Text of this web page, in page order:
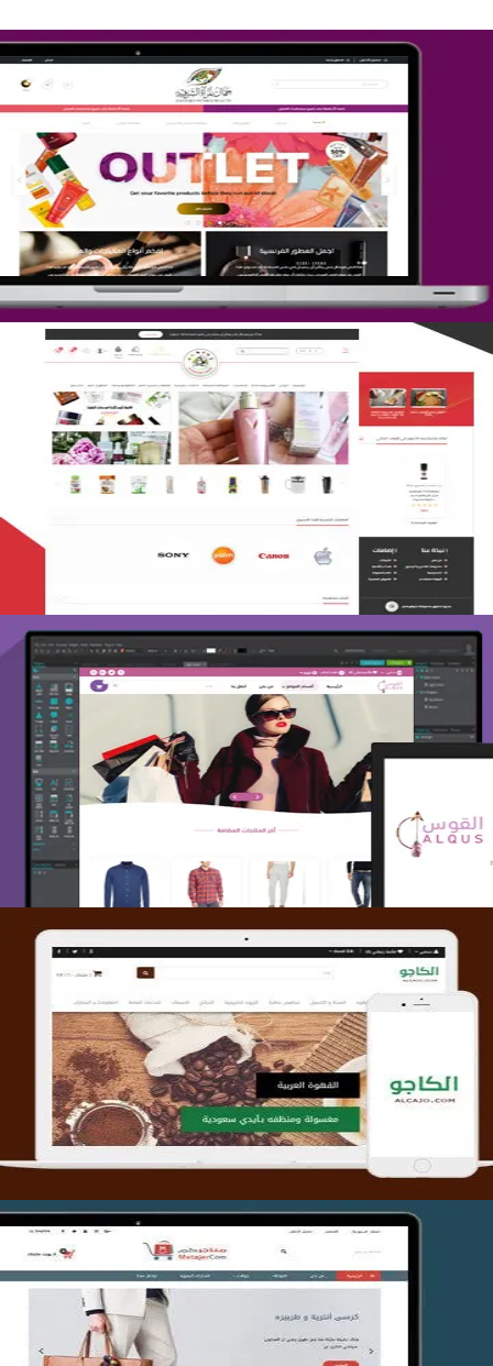
تصميم متجر جمال المرأة الشرقية
التفاصيل
تصميم متجر لمار
التفاصيل
تصميم متجر القوس
التفاصيل
تصميم متجر الكاجو
التفاصيل
تصميم متجر متاجركم